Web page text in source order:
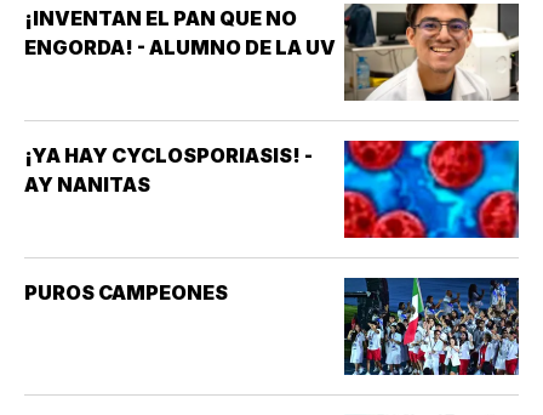
¡INVENTAN EL PAN QUE NO
ENGORDA! - ALUMNO DE LA UV
¡YA HAY CYCLOSPORIASIS! -
AY NANITAS
PUROS CAMPEONES